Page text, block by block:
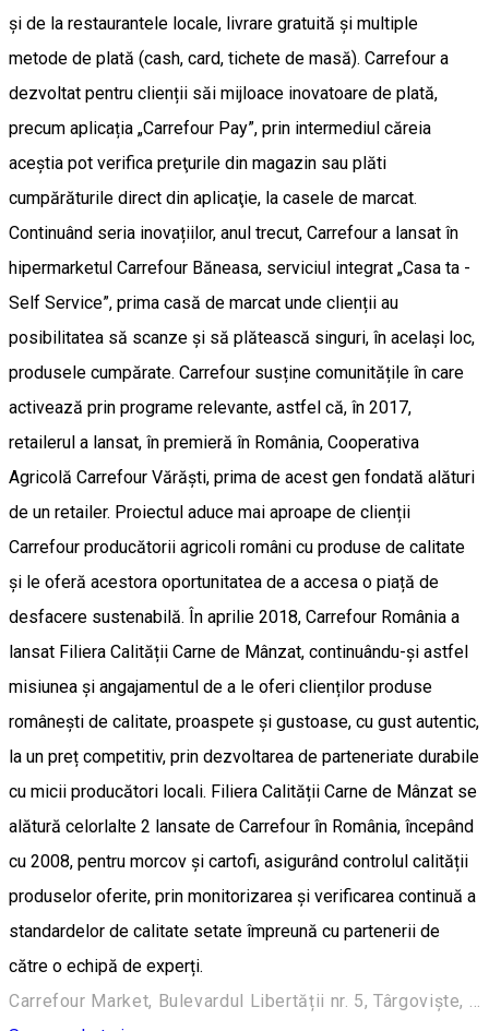
și de la restaurantele locale, livrare gratuită și multiple
metode de plată (cash, card, tichete de masă). Carrefour a
dezvoltat pentru clienții săi mijloace inovatoare de plată,
precum aplicația „Carrefour Pay”, prin intermediul căreia
aceștia pot verifica preţurile din magazin sau plăti
cumpărăturile direct din aplicaţie, la casele de marcat.
Continuând seria inovațiilor, anul trecut, Carrefour a lansat în
hipermarketul Carrefour Băneasa, serviciul integrat „Casa ta -
Self Service”, prima casă de marcat unde clienții au
posibilitatea să scanze și să plătească singuri, în același loc,
produsele cumpărate. Carrefour susține comunitățile în care
activează prin programe relevante, astfel că, în 2017,
retailerul a lansat, în premieră în România, Cooperativa
Agricolă Carrefour Vărăști, prima de acest gen fondată alături
de un retailer. Proiectul aduce mai aproape de clienții
Carrefour producătorii agricoli români cu produse de calitate
și le oferă acestora oportunitatea de a accesa o piață de
desfacere sustenabilă. În aprilie 2018, Carrefour România a
lansat Filiera Calității Carne de Mânzat, continuându-și astfel
misiunea și angajamentul de a le oferi clienților produse
românești de calitate, proaspete și gustoase, cu gust autentic,
la un preț competitiv, prin dezvoltarea de parteneriate durabile
cu micii producători locali. Filiera Calității Carne de Mânzat se
alătură celorlalte 2 lansate de Carrefour în România, începând
cu 2008, pentru morcov și cartofi, asigurând controlul calității
produselor oferite, prin monitorizarea și verificarea continuă a
standardelor de calitate setate împreună cu partenerii de
către o echipă de experți.